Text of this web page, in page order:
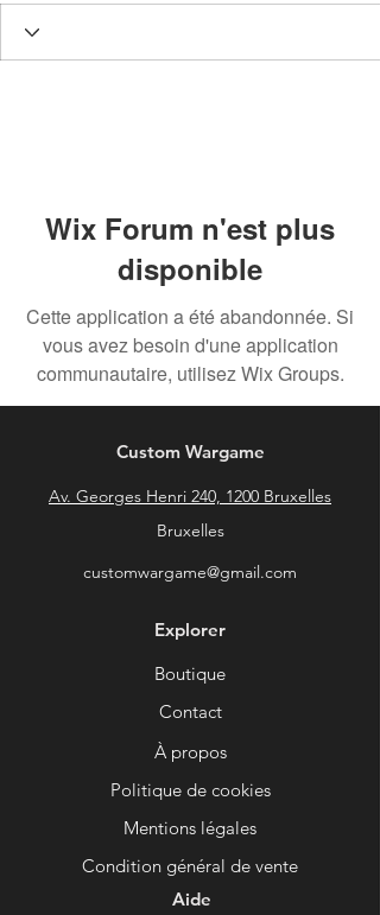
Wix Forum n'est plus
disponible
Cette application a été abandonnée. Si
vous avez besoin d'une application
communautaire, utilisez Wix Groups.
Custom Wargame
Av. Georges Henri 240, 1200 Bruxelles
Bruxelles
customwargame@gmail.com
Explorer
Boutique
Contact
À propos
Politique de cookies
Mentions légales
Condition général de vente
Aide